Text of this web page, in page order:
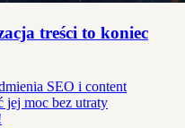
treści to koniec
SEO i content
jej moc bez utraty